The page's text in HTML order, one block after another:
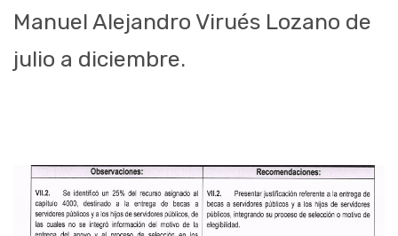
Manuel Alejandro Virués Lozano de
julio a diciembre.